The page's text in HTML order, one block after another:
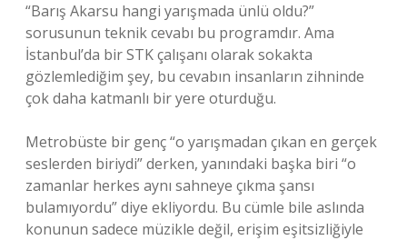
“Barış Akarsu hangi yarışmada ünlü oldu?”
sorusunun teknik cevabı bu programdır. Ama
İstanbul’da bir STK çalışanı olarak sokakta
gözlemlediğim şey, bu cevabın insanların zihninde
çok daha katmanlı bir yere oturduğu.
Metrobüste bir genç “o yarışmadan çıkan en gerçek
seslerden biriydi” derken, yanındaki başka biri “o
zamanlar herkes aynı sahneye çıkma şansı
bulamıyordu” diye ekliyordu. Bu cümle bile aslında
konunun sadece müzikle değil, erişim eşitsizliğiyle